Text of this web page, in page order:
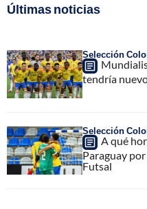
Últimas noticias
Selección
tendría
Selección
A qué
Paraguay
Futsal